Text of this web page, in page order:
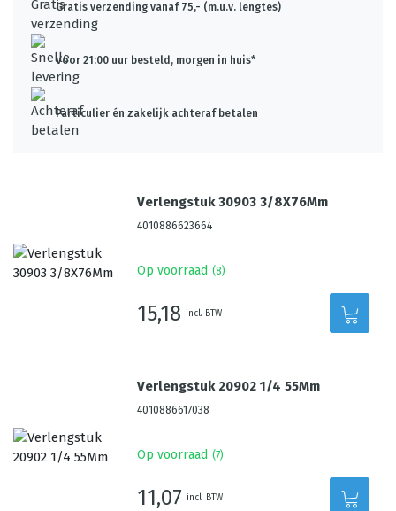
Gratis verzending vanaf 75,- (m.u.v. lengtes)
Voor 21:00 uur besteld, morgen in huis*
Particulier én zakelijk achteraf betalen
Verlengstuk 30903 3/8X76Mm
4010886623664
Op voorraad (8)
15,18 incl. BTW
Verlengstuk 20902 1/4 55Mm
4010886617038
Op voorraad (7)
11,07 incl. BTW